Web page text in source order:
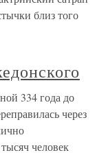
близ того
334 года до
через
человек